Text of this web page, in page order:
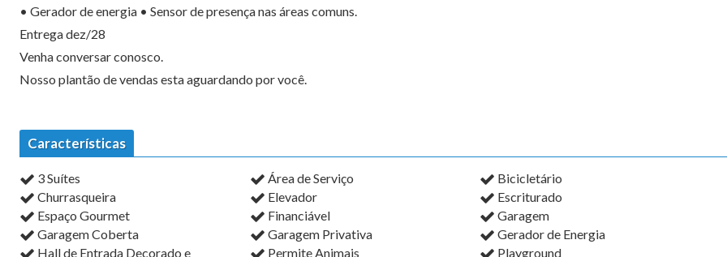
• Gerador de energia • Sensor de presença nas áreas comuns.
Entrega dez/28
Venha conversar conosco.
Nosso plantão de vendas esta aguardando por você.
Características
3 Suítes Área de Serviço
Bicicletário
Churrasqueira
Elevador
Escriturado
Espaço Gourmet
Financiável
Garagem
Garagem Coberta
Garagem Privativa
Gerador de Energia
Hall de Entrada Decorado e
Permite Animais
Playground